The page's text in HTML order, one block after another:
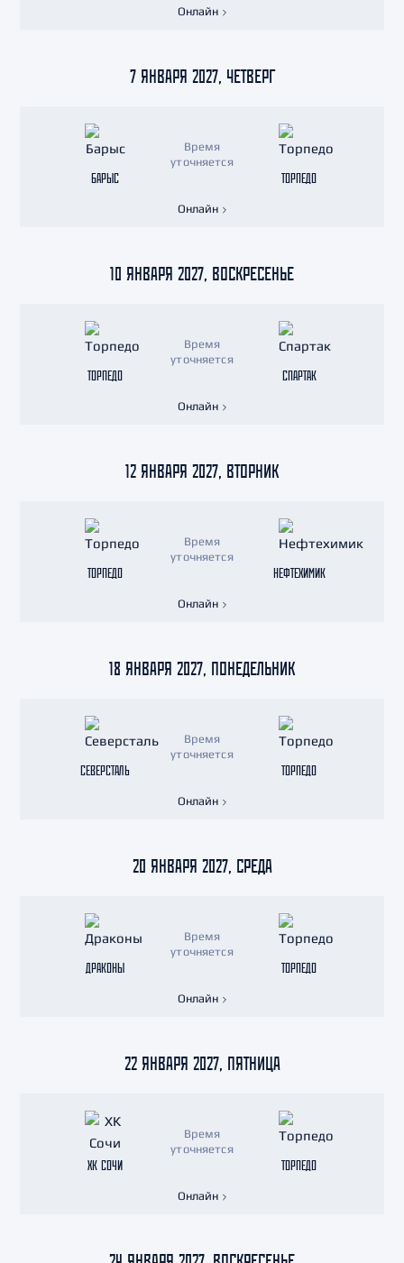
Онлайн
7 ЯНВАРЯ 2027, ЧЕТВЕРГ
БАРЫС
Время
уточняется
ТОРПЕДО
Онлайн
10 ЯНВАРЯ 2027, ВОСКРЕСЕНЬЕ
ТОРПЕДО
Время
уточняется
СПАРТАК
Онлайн
12 ЯНВАРЯ 2027, ВТОРНИК
ТОРПЕДО
Время
уточняется
НЕФТЕХИМИК
Онлайн
18 ЯНВАРЯ 2027, ПОНЕДЕЛЬНИК
СЕВЕРСТАЛЬ
Время
уточняется
ТОРПЕДО
Онлайн
20 ЯНВАРЯ 2027, СРЕДА
ДРАКОНЫ
Время
уточняется
ТОРПЕДО
Онлайн
22 ЯНВАРЯ 2027, ПЯТНИЦА
ХК СОЧИ
Время
уточняется
ТОРПЕДО
Онлайн